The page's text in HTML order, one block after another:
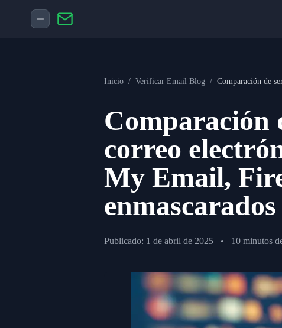
Inicio / Verificar Email Blog / Comparación de
Comparación
correo
My Email,
enmascarados
Publicado: 1 de abril de 2025 • 10 minutos